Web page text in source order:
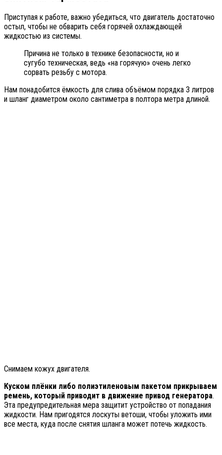
Приступая к работе, важно убедиться, что двигатель достаточно
остыл, чтобы не обварить себя горячей охлаждающей
жидкостью из системы.
Причина не только в технике безопасности, но и
сугубо техническая, ведь «на горячую» очень легко
сорвать резьбу с мотора.
Нам понадобится ёмкость для слива объёмом порядка 3 литров
и шланг диаметром около сантиметра в полтора метра длиной.
Снимаем кожух двигателя.
Куском плёнки либо полиэтиленовым пакетом прикрываем
ремень, который приводит в движение привод генератора.
Эта предупредительная мера защитит устройство от попадания
жидкости. Нам пригодятся лоскуты ветоши, чтобы уложить ими
все места, куда после снятия шланга может потечь жидкость.